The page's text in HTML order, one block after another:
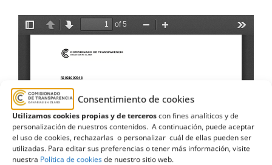
Consentimiento de cookies
Utilizamos cookies propias y de terceroscon fines analíticos y de
personalización de nuestros contenidos. A continuación, puede aceptar
el uso de cookies, rechazarlas o personalizar cuál de ellas pueden ser
utilizadas. Para editar sus preferencias o tener más información, visite
nuestra Política de cookiesde nuestro sitio web.